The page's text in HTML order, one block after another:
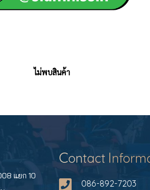
ไม่พบสินค้า
แยก 10
Contact I
086-892-7203